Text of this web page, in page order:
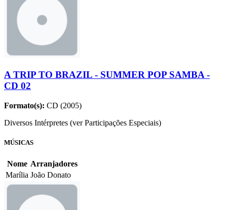
A TRIP TO BRAZIL - SUMMER POP SAMBA -
CD 02
Formato(s): CD (2005)
Diversos Intérpretes (ver Participações Especiais)
MÚSICAS
Nome Arranjadores
Marília João Donato